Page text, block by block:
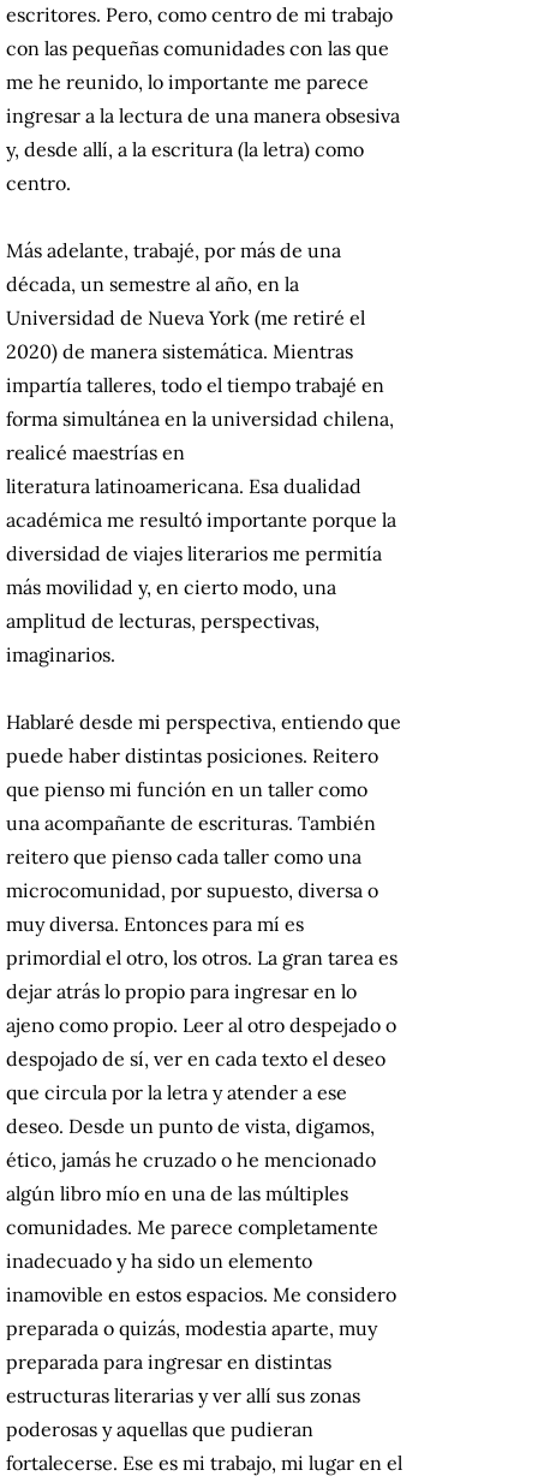
escritores. Pero, como centro de mi trabajo
con las pequeñas comunidades con las que
me he reunido, lo importante me parece
ingresar a la lectura de una manera obsesiva
y, desde allí, a la escritura (la letra) como
centro.
Más adelante, trabajé, por más de una
década, un semestre al año, en la
Universidad de Nueva York (me retiré el
2020) de manera sistemática. Mientras
impartía talleres, todo el tiempo trabajé en
forma simultánea en la universidad chilena,
realicé maestrías en
literatura latinoamericana. Esa dualidad
académica me resultó importante porque la
diversidad de viajes literarios me permitía
más movilidad y, en cierto modo, una
amplitud de lecturas, perspectivas,
imaginarios.
Hablaré desde mi perspectiva, entiendo que
puede haber distintas posiciones. Reitero
que pienso mi función en un taller como
una acompañante de escrituras. También
reitero que pienso cada taller como una
microcomunidad, por supuesto, diversa o
muy diversa. Entonces para mí es
primordial el otro, los otros. La gran tarea es
dejar atrás lo propio para ingresar en lo
ajeno como propio. Leer al otro despejado o
despojado de sí, ver en cada texto el deseo
que circula por la letra y atender a ese
deseo. Desde un punto de vista, digamos,
ético, jamás he cruzado o he mencionado
algún libro mío en una de las múltiples
comunidades. Me parece completamente
inadecuado y ha sido un elemento
inamovible en estos espacios. Me considero
preparada o quizás, modestia aparte, muy
preparada para ingresar en distintas
estructuras literarias y ver allí sus zonas
poderosas y aquellas que pudieran
fortalecerse. Ese es mi trabajo, mi lugar en el